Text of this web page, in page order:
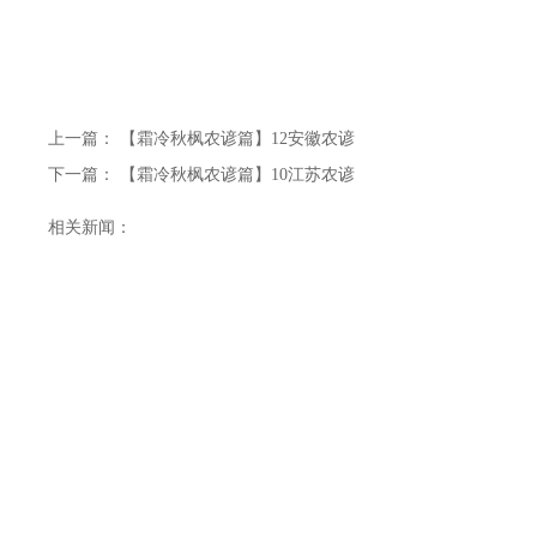
上一篇：
【霜冷秋枫农谚篇】12安徽农谚
下一篇：
【霜冷秋枫农谚篇】10江苏农谚
相关新闻：